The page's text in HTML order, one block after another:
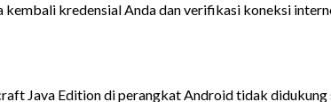
kembali kredensial Anda dan verifikasi koneksi
Java Edition di perangkat Android tidak didukung